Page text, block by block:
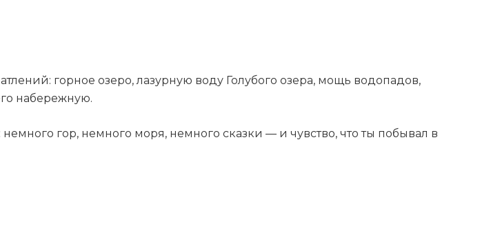
горное озеро, лазурную воду Голубого озера, мощь водопадов,
набережную.
гор, немного моря, немного сказки — и чувство, что ты побывал в